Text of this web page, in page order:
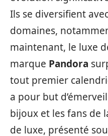
Ils se diversifient
domaines,
maintenant, le luxe
marque Pandora
tout premier
a pour but
bijoux et les fans de
de luxe, présenté